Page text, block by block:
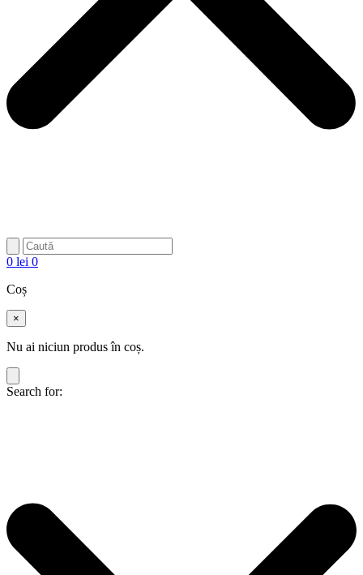
0 lei 0
Coș
×
Nu ai niciun produs în coș.
Search for: